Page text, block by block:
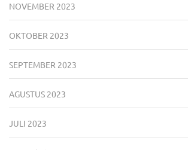
NOVEMBER 2023
OKTOBER 2023
SEPTEMBER 2023
AGUSTUS 2023
JULI 2023